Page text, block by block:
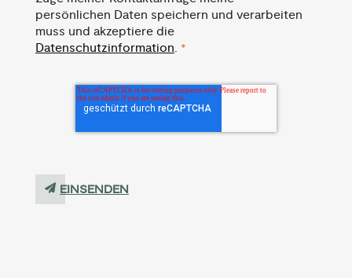
persönlichen Daten speichern und verarbeiten
muss und akzeptiere die
Datenschutzinformation. *
EINSENDEN